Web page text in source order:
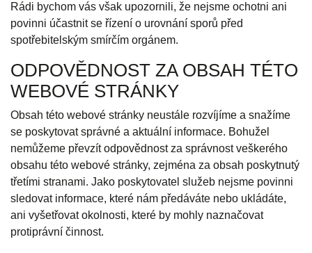
Rádi bychom vás však upozornili, že nejsme ochotni ani
povinni účastnit se řízení o urovnání sporů před
spotřebitelským smírčím orgánem.
ODPOVĚDNOST ZA OBSAH TÉTO
WEBOVÉ STRÁNKY
Obsah této webové stránky neustále rozvíjíme a snažíme
se poskytovat správné a aktuální informace. Bohužel
nemůžeme převzít odpovědnost za správnost veškerého
obsahu této webové stránky, zejména za obsah poskytnutý
třetími stranami. Jako poskytovatel služeb nejsme povinni
sledovat informace, které nám předáváte nebo ukládáte,
ani vyšetřovat okolnosti, které by mohly naznačovat
protiprávní činnost.